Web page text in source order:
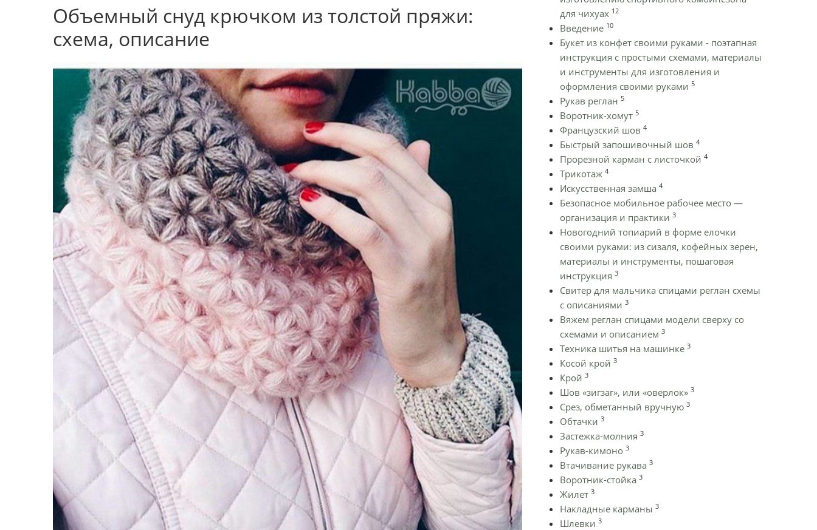
Объемный снуд крючком из толстой пряжи:
схема, описание
для чихуах 12
Введение 10
Букет из конфет своими руками - поэтапная
инструкция с простыми схемами, материалы
и инструменты для изготовления и
оформления своими руками 5
Рукав реглан 5
Воротник-хомут 5
Французский шов 4
Быстрый запошивочный шов 4
Прорезной карман с листочкой 4
Трикотаж 4
Искусственная замша 4
Безопасное мобильное рабочее место —
организация и практики 3
Новогодний топиарий в форме елочки
своими руками: из сизаля, кофейных зерен,
материалы и инструменты, пошаговая
инструкция 3
Cвитер для мальчика спицами реглан схемы
с описаниями 3
Вяжем реглан спицами модели сверху со
схемами и описанием 3
Техника шитья на машинке 3
Косой крой 3
Крой 3
Шов «зигзаг», или «оверлок» 3
Срез, обметанный вручную 3
Обтачки 3
Застежка-молния 3
Рукав-кимоно 3
Втачивание рукава 3
Воротник-стойка 3
Жилет 3
Накладные карманы 3
Шлевки 3